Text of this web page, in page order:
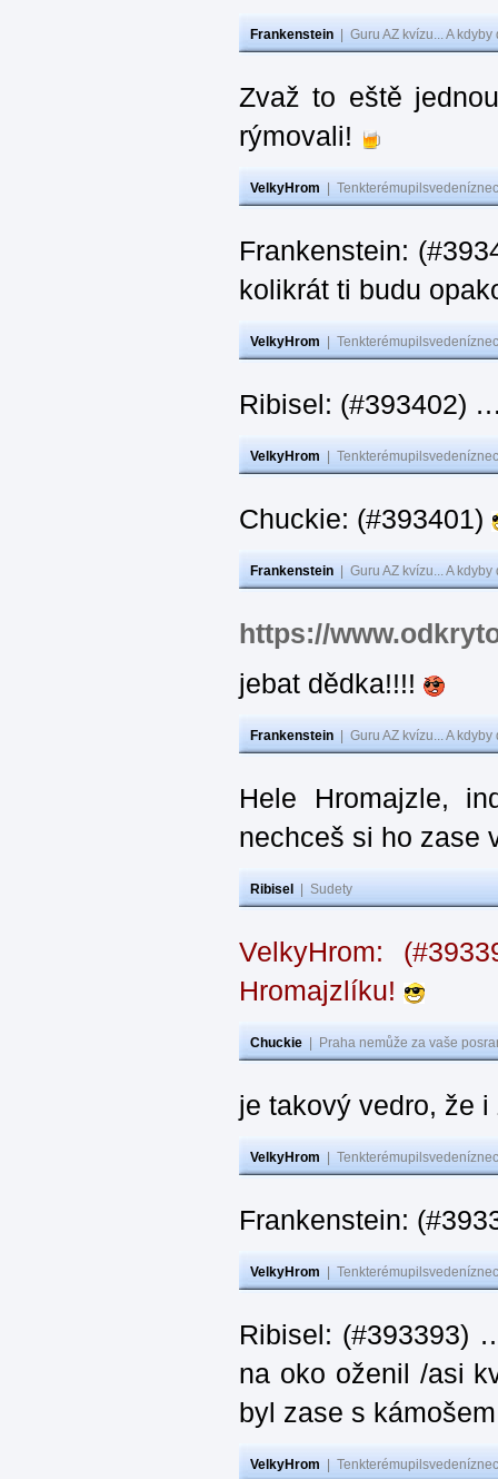
Frankenstein Guru AZ kvízu... A
Zvaž to eště
rýmovali!
VelkyHrom
Frankenstein:
kolikrát ti budu
VelkyHrom
Ribisel: (#393402)
VelkyHrom
Chuckie: (#393401)
Frankenstein Guru AZ kvízu... A
https://
jebat dědka!!!!
Frankenstein Guru AZ kvízu... A
Hele Hromajzle,
nechceš si ho zase
Ribisel Sudety
VelkyHrom:
Hromajzlíku!
Chuckie Praha nemůže za vaše
je takový vedro, že
VelkyHrom
Frankenstein:
VelkyHrom
Ribisel: (#393393)
na oko oženil /asi
byl zase s
VelkyHrom